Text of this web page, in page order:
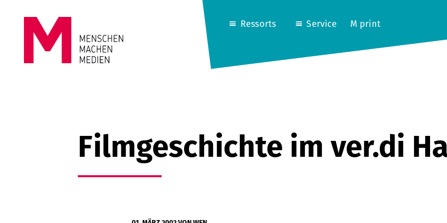
MEDIEN
Ressorts Service M print
Filmgeschichte im ver.di